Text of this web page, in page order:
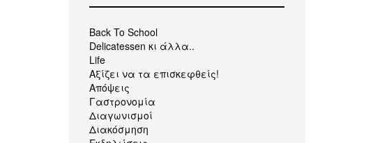
Back To School
Delicatessen κι άλλα..
Life
Αξίζει να τα επισκεφθείς!
Απόψεις
Γαστρονομία
Διαγωνισμοί
Διακόσμηση